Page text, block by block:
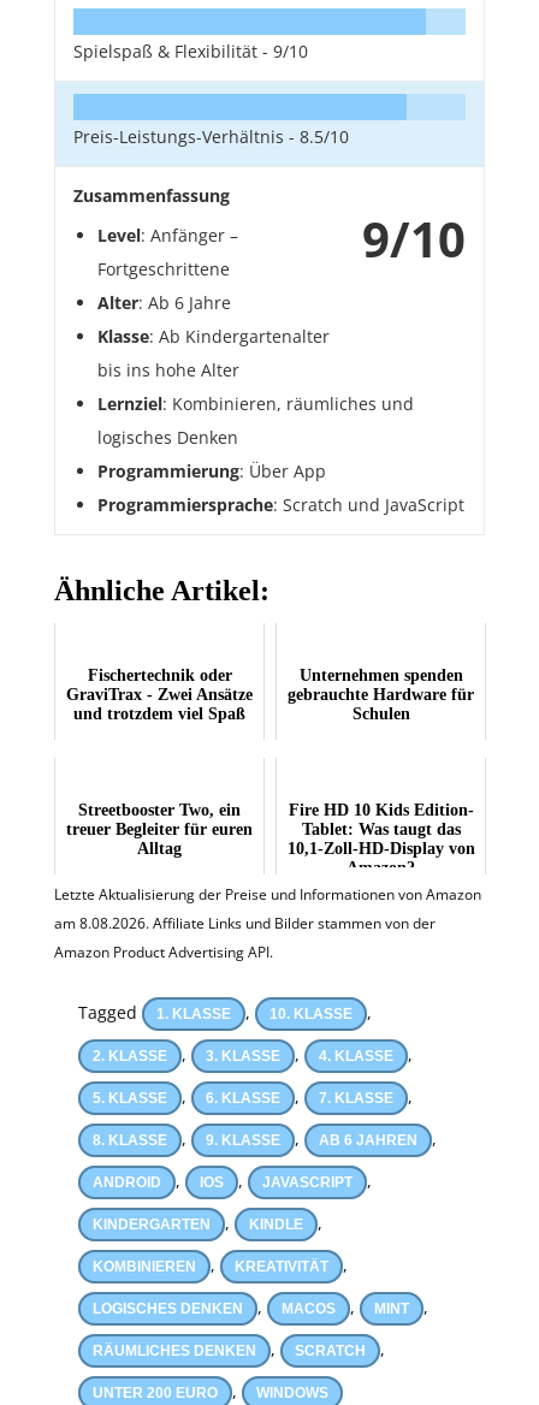
Spielspaß & Flexibilität - 9/10
Preis-Leistungs-Verhältnis - 8.5/10
9/10
Zusammenfassung
Level: Anfänger –
Fortgeschrittene
Alter: Ab 6 Jahre
Klasse: Ab Kindergartenalter
bis ins hohe Alter
Lernziel: Kombinieren, räumliches und
logisches Denken
Programmierung: Über App
Programmiersprache: Scratch und JavaScript
Ähnliche Artikel:
Fischertechnik oder
GraviTrax - Zwei Ansätze
und trotzdem viel Spaß
Unternehmen spenden
gebrauchte Hardware für
Schulen
Streetbooster Two, ein
treuer Begleiter für euren
Alltag
Fire HD 10 Kids Edition-
Tablet: Was taugt das
10,1-Zoll-HD-Display von
Amazon?
Letzte Aktualisierung der Preise und Informationen von Amazon
am 8.08.2026. Affiliate Links und Bilder stammen von der
Amazon Product Advertising API.
Tagged 1. KLASSE , 10. KLASSE ,
2. KLASSE , 3. KLASSE , 4. KLASSE ,
5. KLASSE , 6. KLASSE , 7. KLASSE ,
8. KLASSE , 9. KLASSE , AB 6 JAHREN ,
ANDROID , IOS , JAVASCRIPT ,
KINDERGARTEN , KINDLE ,
KOMBINIEREN , KREATIVITÄT ,
LOGISCHES DENKEN , MACOS , MINT ,
RÄUMLICHES DENKEN , SCRATCH ,
UNTER 200 EURO , WINDOWS